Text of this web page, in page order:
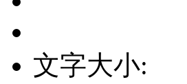
文字大小: